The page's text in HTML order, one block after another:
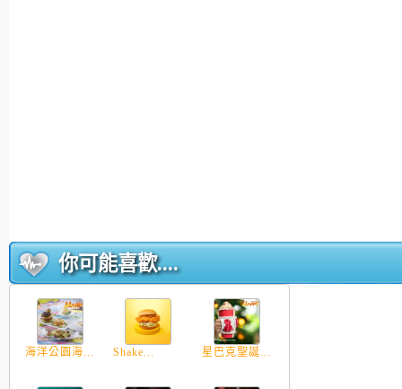
你可能喜歡....
海洋公園海... Shake... 星巴克聖誕...